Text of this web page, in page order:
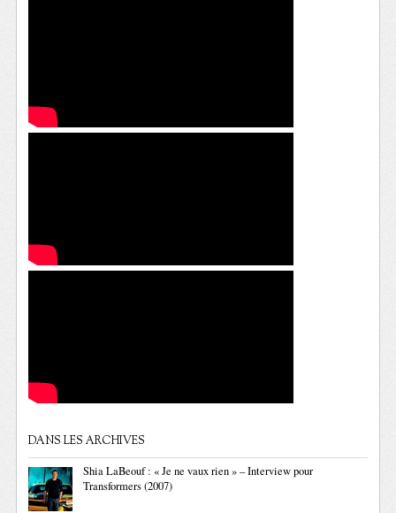
DANS LES ARCHIVES
Shia LaBeouf : « Je ne vaux rien » – Interview pour
Transformers (2007)